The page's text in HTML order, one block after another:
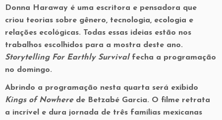
Donna Haraway é uma escritora e pensadora que
criou teorias sobre gênero, tecnologia, ecologia e
relações ecológicas. Todas essas ideias estão nos
trabalhos escolhidos para a mostra deste ano.
Storytelling For Earthly Survivalfecha a programação
no domingo.
Abrindo a programação nesta quarta será exibido
Kings of Nowherede Betzabé Garcia. O filme retrata
a incrível e dura jornada de três famílias mexicanas